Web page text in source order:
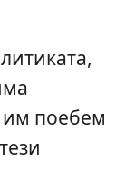
им поебем